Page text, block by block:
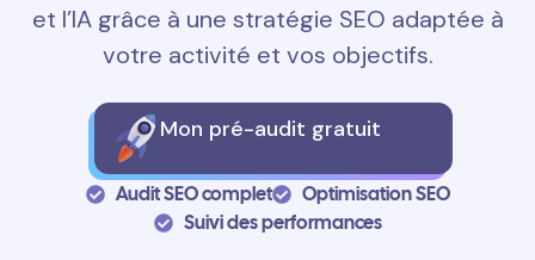
et l’IA grâce à une stratégie SEO adaptée à
votre activité et vos objectifs.
Mon pré-audit gratuit
Audit SEO complet
Optimisation SEO
Suivi des performances